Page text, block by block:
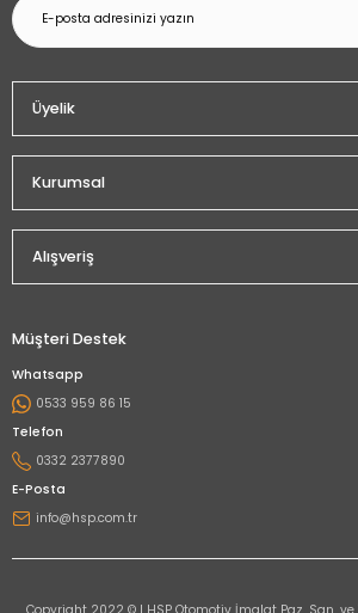
Üyelik
Kurumsal
Alışveriş
Müşteri Destek
Whatsapp
0533 959 86 15
Telefon
0332 2377890
E-Posta
info@hsp.com.tr